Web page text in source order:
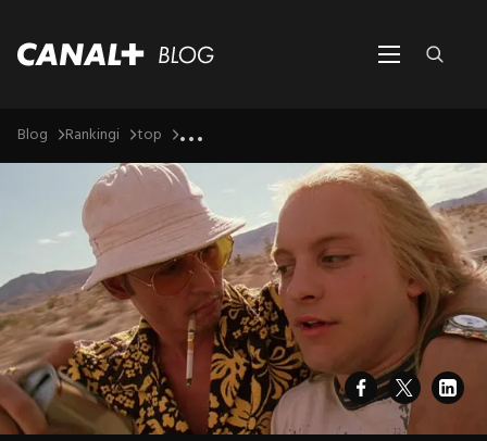
Blog Rankingi top ...